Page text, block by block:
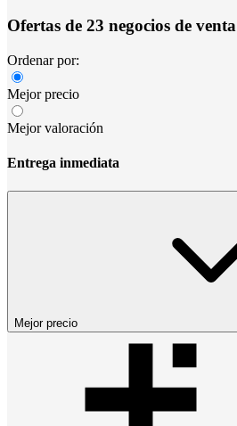
Ofertas de 23 negocios de venta
Ordenar por:
Mejor precio
Mejor valoración
Entrega inmediata
Mejor precio